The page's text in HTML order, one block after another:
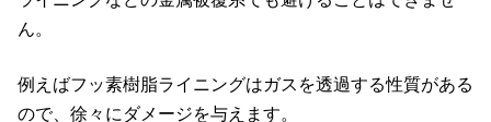
ん。
例えばフッ素樹脂ライニングはガスを透過する性質がある
ので、徐々にダメージを与えます。